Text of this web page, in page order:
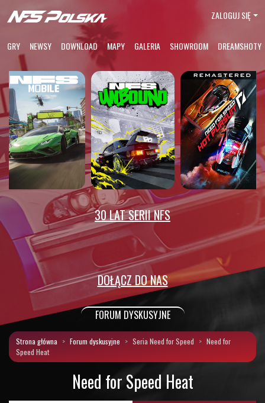
GRY NEWSY DOWNLOAD MAPY GALERIA SHOWROOM DREAMSHOTY
ZALOGUJ SIĘ
30 LAT SERII NFS
DOŁĄCZ DO NAS
FORUM DYSKUSYJNE
Strona główna Forum dyskusyjne Seria Need for Speed
Need for
Speed Heat
Need for Speed Heat